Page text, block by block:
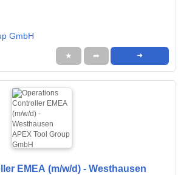
GmbH
★ ➦ ➜
EMEA (m/w/d) - Westhausen